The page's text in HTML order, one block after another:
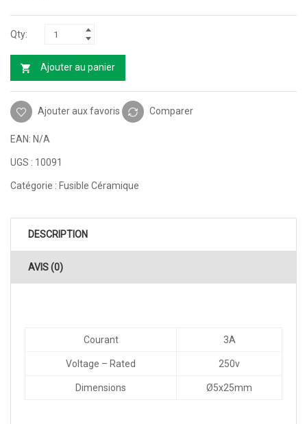
Ajouter au panier
Ajouter aux favoris Comparer
EAN: N/A
UGS : 10091
Catégorie : Fusible Céramique
DESCRIPTION
AVIS (0)
Courant 3A
Voltage – Rated 250v
Dimensions Ø5x25mm